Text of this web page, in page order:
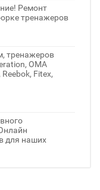
Ремонт
тренажеров
тренажеров
OMA
Fitex,
для наших